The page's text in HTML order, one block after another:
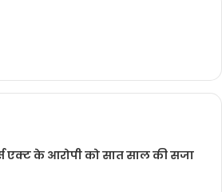
एक्ट के आरोपी को सात साल की सजा